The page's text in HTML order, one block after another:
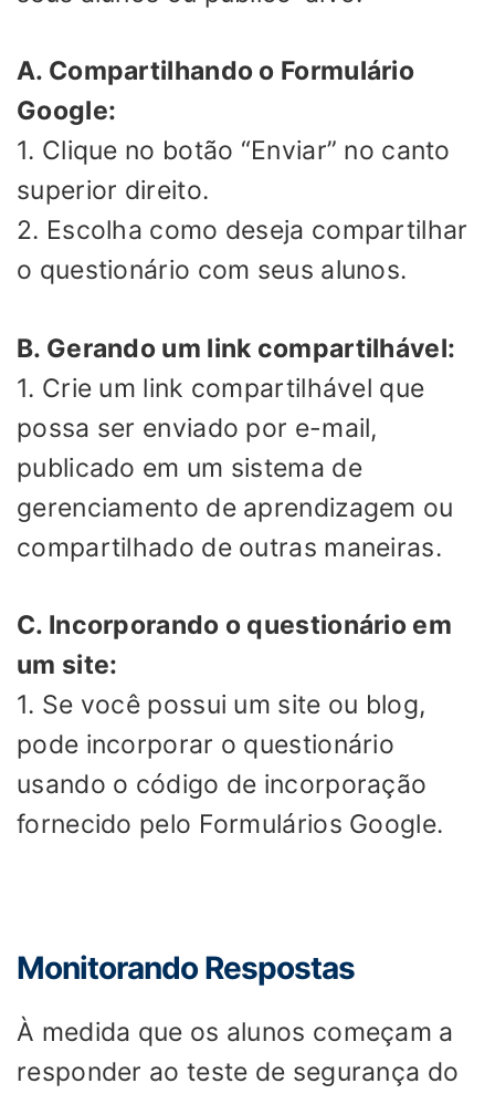
A. Compartilhando o Formulário
Google:
1. Clique no botão “Enviar” no canto
superior direito.
2. Escolha como deseja compartilhar
o questionário com seus alunos.
B. Gerando um link compartilhável:
1. Crie um link compartilhável que
possa ser enviado por e-mail,
publicado em um sistema de
gerenciamento de aprendizagem ou
compartilhado de outras maneiras.
C. Incorporando o questionário em
um site:
1. Se você possui um site ou blog,
pode incorporar o questionário
usando o código de incorporação
fornecido pelo Formulários Google.
Monitorando Respostas
À medida que os alunos começam a
responder ao teste de segurança do